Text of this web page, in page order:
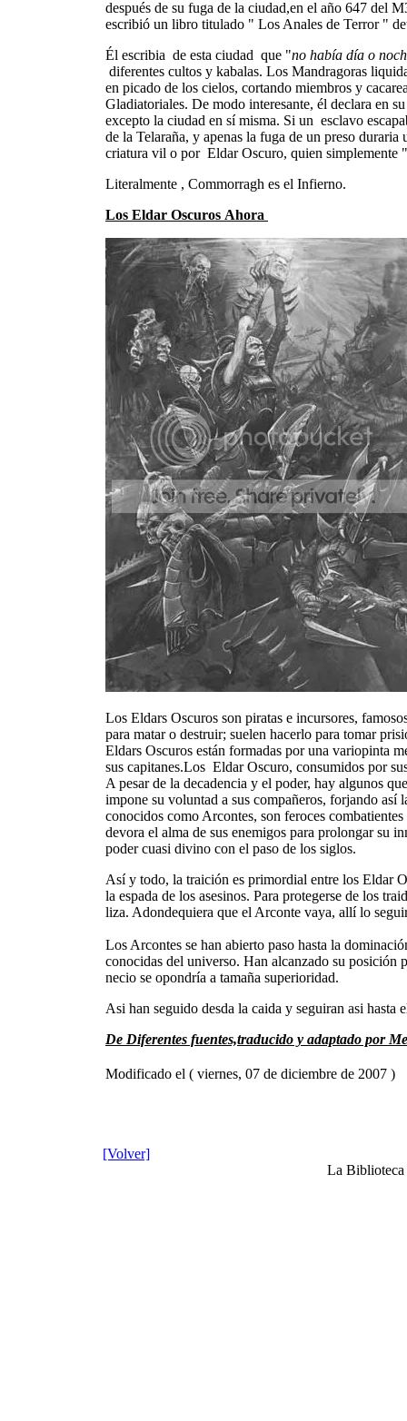
después de su fuga de la ciudad,en el año 647 del
escribió un libro titulado " Los Anales de Terror "
Él escribia de esta ciudad que "no había día o
diferentes cultos y kabalas. Los Mandragoras
en picado de los cielos, cortando miembros y
Gladiatoriales. De modo interesante, él declara en
excepto la ciudad en sí misma. Si un esclavo
de la Telaraña, y apenas la fuga de un preso
criatura vil o por Eldar Oscuro, quien simplemente
Literalmente , Commorragh es el Infierno.
Los Eldar Oscuros Ahora
Los Eldars Oscuros son piratas e incursores,
para matar o destruir; suelen hacerlo para tomar
Eldars Oscuros están formadas por una variopinta
sus capitanes.Los Eldar Oscuro, consumidos por
A pesar de la decadencia y el poder, hay algunos
impone su voluntad a sus compañeros, forjando así
conocidos como Arcontes, son feroces
devora el alma de sus enemigos para prolongar su
poder cuasi divino con el paso de los siglos.
Así y todo, la traición es primordial entre los Eldar
la espada de los asesinos. Para protegerse de los
liza. Adondequiera que el Arconte vaya, allí lo
Los Arcontes se han abierto paso hasta la
conocidas del universo. Han alcanzado su posición
necio se opondría a tamaña superioridad.
Asi han seguido desda la caida y seguiran asi
De Diferentes fuentes,traducido y adaptado por
Modificado el ( viernes, 07 de diciembre de 2007 )
[Volver]
La